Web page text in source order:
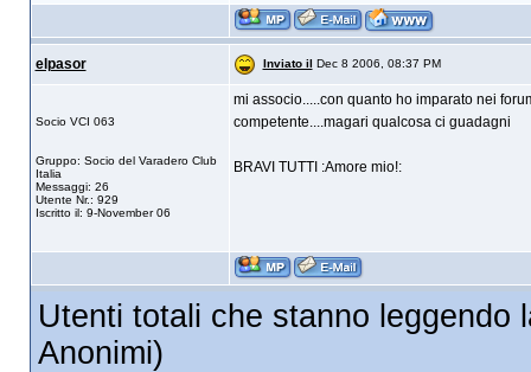
elpasor Inviato il Dec 8 2006, 08:37 PM
Socio VCI 063
Gruppo: Socio del Varadero Club
Italia
Messaggi: 26
Utente Nr.: 929
Iscritto il: 9-November 06
mi associo.....con quanto ho imparato nei
competente....magari qualcosa ci guadagni
BRAVI TUTTI :Amore mio!:
Utenti totali che stanno leggendo
Anonimi)